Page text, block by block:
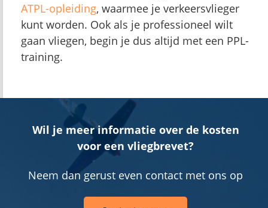
ATPL-opleiding, waarmee je verkeersvlieger
kunt worden. Ook als je professioneel wilt
gaan vliegen, begin je dus altijd met een PPL-
training.
Wil je meer informatie over de kosten
voor een vliegbrevet?
Neem dan gerust even contact met ons op